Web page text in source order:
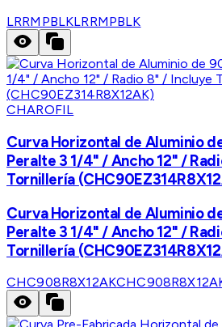
LRRMPBLKLRRMPBLK
CHAROFIL
Curva Horizontal de Aluminio
Peralte 3 1/4" / Ancho 12" /
Tornillería
Curva Horizontal de Aluminio
Peralte 3 1/4" / Ancho 12" /
Tornillería
CHC908R8X12AK